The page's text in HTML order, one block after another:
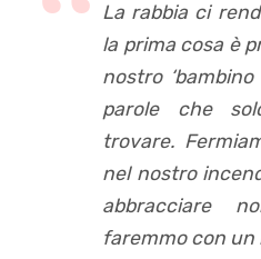
La rabbia ci
la prima cosa è
nostro
parole che
trovare.
nel nostro
abbracciare
faremmo con un